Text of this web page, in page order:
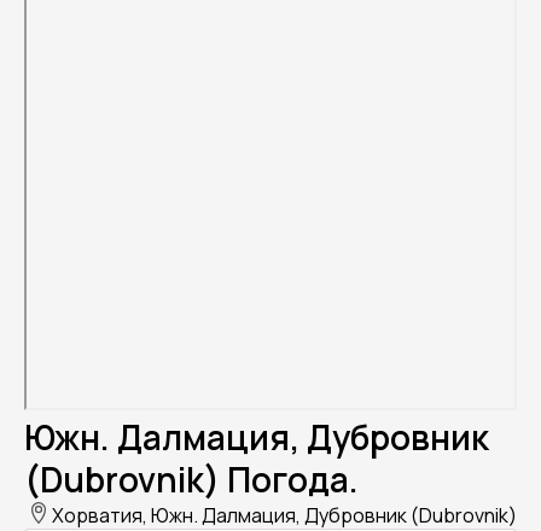
Южн. Далмация, Дубровник
(Dubrovnik) Погода.
Хорватия, Южн. Далмация, Дубровник (Dubrovnik)